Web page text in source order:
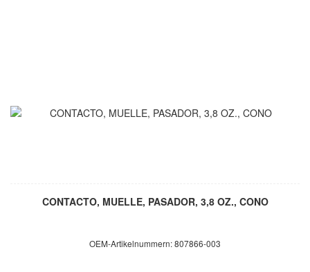
CONTACTO, MUELLE, PASADOR, 3,8 OZ., CONO
OEM-Artikelnummern: 807866-003